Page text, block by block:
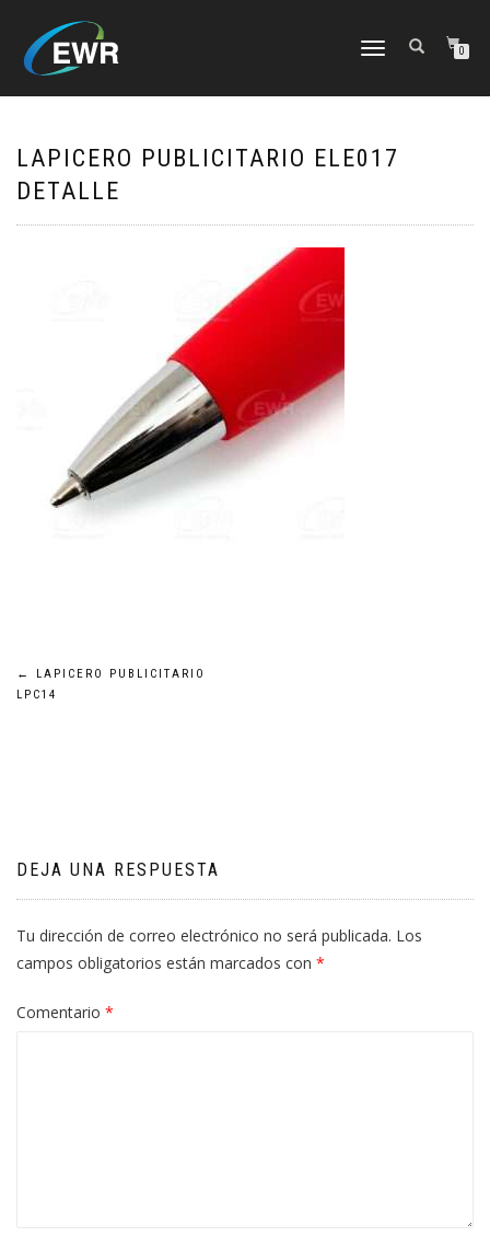
CAMBIAR
0
LAPICERO PUBLICITARIO ELE017
DETALLE
Navegación
←
LAPICERO PUBLICITARIO
LPC14
DEJA UNA RESPUESTA
Tu dirección de correo electrónico no será publicada. Los
campos obligatorios están marcados con *
Comentario *